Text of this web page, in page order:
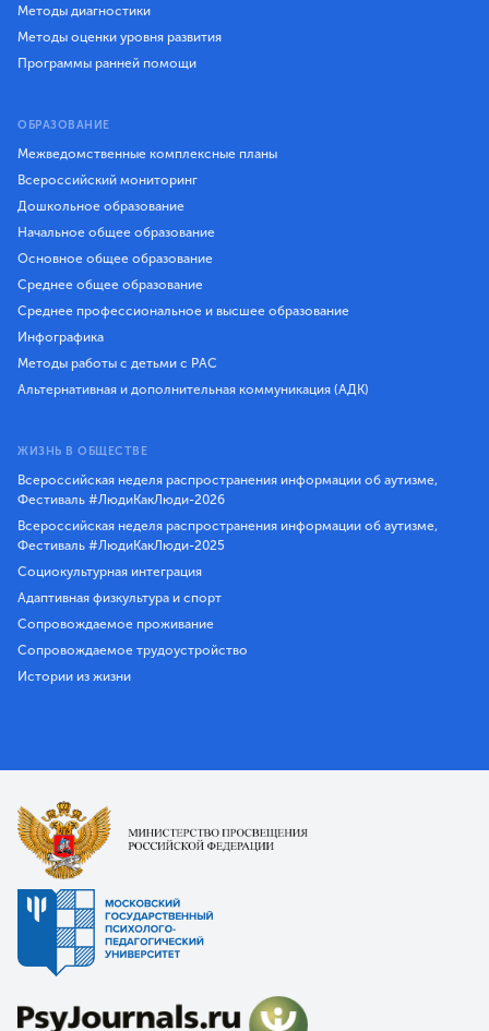
Методы диагностики
Методы оценки уровня развития
Программы ранней помощи
ОБРАЗОВАНИЕ
Межведомственные комплексные планы
Всероссийский мониторинг
Дошкольное образование
Начальное общее образование
Основное общее образование
Среднее общее образование
Среднее профессиональное и высшее образование
Инфографика
Методы работы с детьми с РАС
Альтернативная и дополнительная коммуникация (АДК)
ЖИЗНЬ В ОБЩЕСТВЕ
Всероссийская неделя распространения информации об аутизме,
Фестиваль #ЛюдиКакЛюди-2026
Всероссийская неделя распространения информации об аутизме,
Фестиваль #ЛюдиКакЛюди-2025
Социокультурная интеграция
Адаптивная физкультура и спорт
Сопровождаемое проживание
Сопровождаемое трудоустройство
Истории из жизни